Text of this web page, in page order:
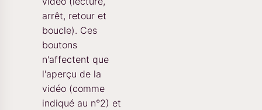
arrêt, retour et
boucle). Ces
boutons
n'affectent que
l'aperçu de la
vidéo (comme
indiqué au n°2) et